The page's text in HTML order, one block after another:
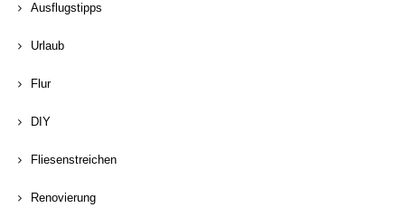
Ausflugstipps
Urlaub
Flur
DIY
Fliesenstreichen
Renovierung